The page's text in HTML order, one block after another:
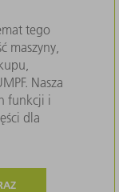
tego
maszyny,
Nasza
funkcji i
dla